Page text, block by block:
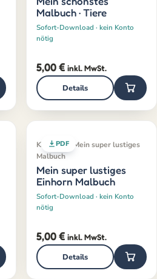
Malbuch · Tiere
Sofort-Download · kein Konto
nötig
5,00€ inkl. MwSt.
Details
PDF
Klassiker · Mein super lustiges
Malbuch
Mein super lustiges
Einhorn Malbuch
Sofort-Download · kein Konto
nötig
5,00€ inkl. MwSt.
Details